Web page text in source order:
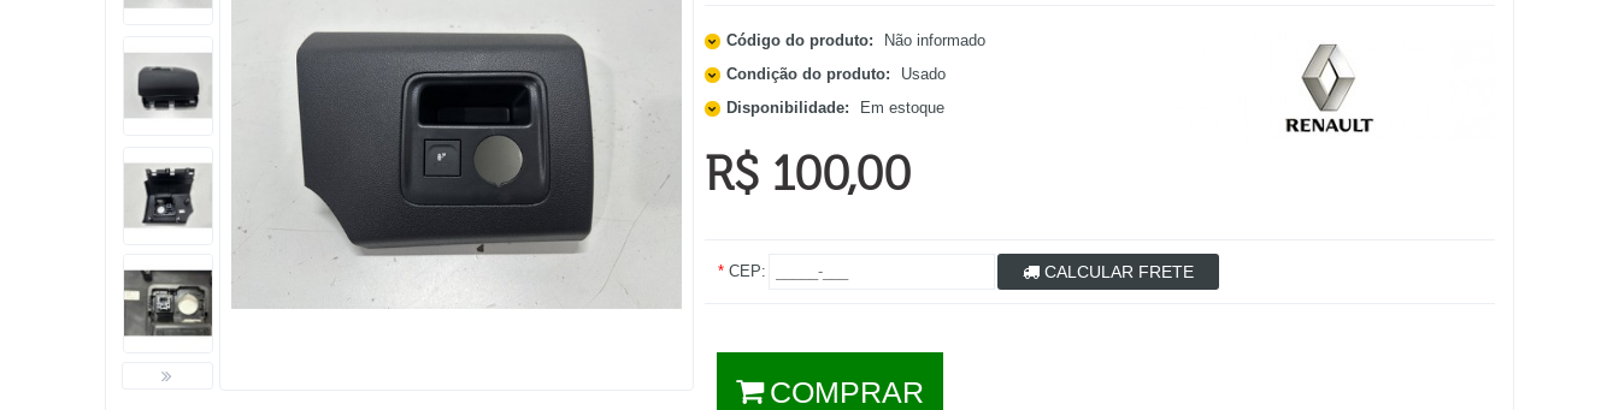
Código do produto:
Não informado
Condição do produto:
Usado
Disponibilidade:
Em estoque
R$ 100,00
*CEP: CALCULAR FRETE
COMPRAR